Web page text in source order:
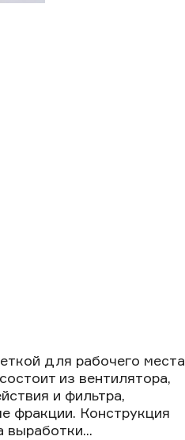
для рабочего места
из вентилятора,
и фильтра,
фракции. Конструкция
выработки...